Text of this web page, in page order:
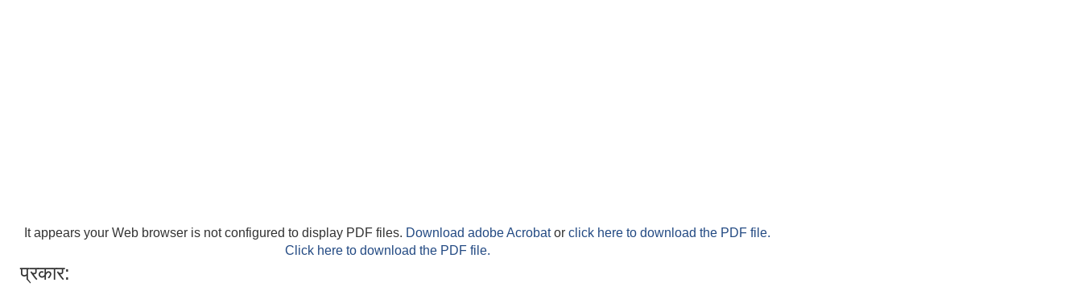
It appears your Web browser is not configured to display PDF files. Download adobe Acrobator click here to download the PDF file.
Click here to download the PDF file.
प्रकार: